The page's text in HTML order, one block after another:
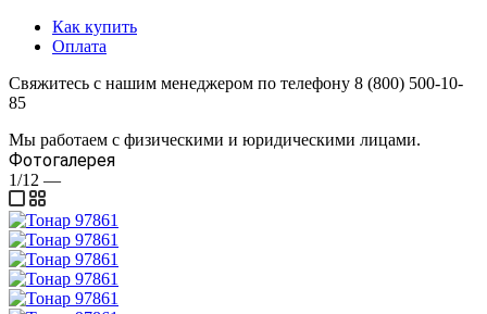
Как купить
Оплата
Свяжитесь с нашим менеджером по телефону 8 (800) 500-10-
85
Мы работаем с физическими и юридическими лицами.
Фотогалерея
1/12 —